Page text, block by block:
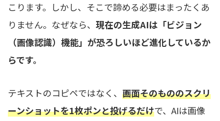
こります。しかし、そこで諦める必要はまったくあ
りません。なぜなら、 現在の生成AIは「ビジョン
（画像認識）機能」が恐ろしいほど進化しているか
らです。
テキストのコピペではなく、 画面そのもののスクリ
ーンショットを1枚ポンと投げるだけで、AIは画像